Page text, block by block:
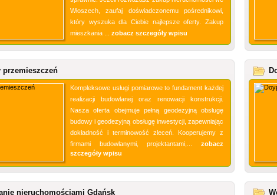
Włoszech, zaufaj doświadczonemu pośrednikowi,
który wyszuka dla Ciebie najlepsze oferty. Zakup
mieszkania ... zobacz szczegóły wpisu
przemieszczeń
Kompleksowe usługi pomiarowe to fundament każdej
realizacji budowlanej oraz renowacji konstrukcji.
Nasza oferta obejmuje pełną geodezyjną obsługę
budowy i geodezyjną obsługę inwestycji, zapewniając
dokładność i terminowość zleceń. Kooperujemy z
firmami budowlanymi, projektantami,... zobacz
szczegóły wpisu
nieruchomościami Gdańsk